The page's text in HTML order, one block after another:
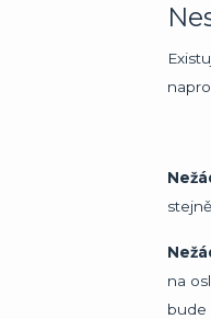
na
bude